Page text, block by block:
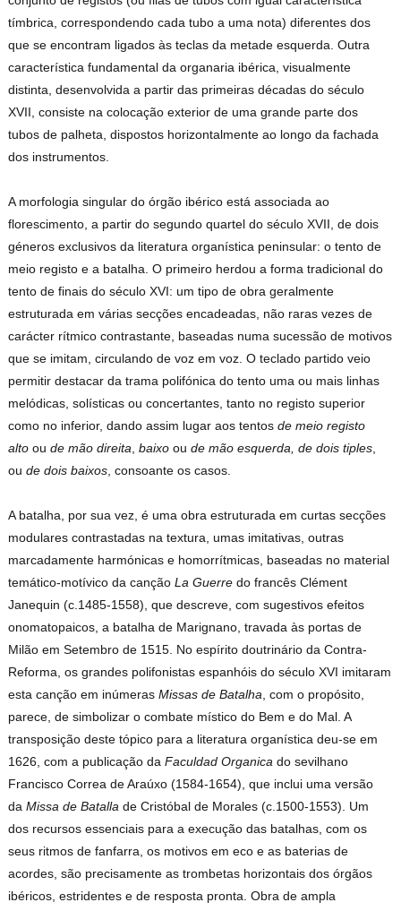
tímbrica, correspondendo cada tubo a uma nota) diferentes dos
que se encontram ligados às teclas da metade esquerda. Outra
característica fundamental da organaria ibérica, visualmente
distinta, desenvolvida a partir das primeiras décadas do século
XVII, consiste na colocação exterior de uma grande parte dos
tubos de palheta, dispostos horizontalmente ao longo da fachada
dos instrumentos.
A morfologia singular do órgão ibérico está associada ao
florescimento, a partir do segundo quartel do século XVII, de dois
géneros exclusivos da literatura organística peninsular: o tento de
meio registo e a batalha. O primeiro herdou a forma tradicional do
tento de finais do século XVI: um tipo de obra geralmente
estruturada em várias secções encadeadas, não raras vezes de
carácter rítmico contrastante, baseadas numa sucessão de motivos
que se imitam, circulando de voz em voz. O teclado partido veio
permitir destacar da trama polifónica do tento uma ou mais linhas
melódicas, solísticas ou concertantes, tanto no registo superior
como no inferior, dando assim lugar aos tentos de meio registo
alto ou de mão direita baixo ou de mão esquerda, de dois tiples
ou de dois baixos , consoante os casos.
A batalha, por sua vez, é uma obra estruturada em curtas secções
modulares contrastadas na textura, umas imitativas, outras
marcadamente harmónicas e homorrítmicas, baseadas no material
temático-motívico da canção La Guerre do francês Clément
Janequin (c.1485-1558), que descreve, com sugestivos efeitos
onomatopaicos, a batalha de Marignano, travada às portas de
Milão em Setembro de 1515. No espírito doutrinário da Contra-
Reforma, os grandes polifonistas espanhóis do século XVI imitaram
esta canção em inúmeras Missas de Batalha , com o propósito,
parece, de simbolizar o combate místico do Bem e do Mal. A
transposição deste tópico para a literatura organística deu-se em
1626, com a publicação da Faculdad Organica do sevilhano
Francisco Correa de Araúxo (1584-1654), que inclui uma versão
da Missa de Batalla de Cristóbal de Morales (c.1500-1553). Um
dos recursos essenciais para a execução das batalhas, com os
seus ritmos de fanfarra, os motivos em eco e as baterias de
acordes, são precisamente as trombetas horizontais dos órgãos
ibéricos, estridentes e de resposta pronta. Obra de ampla